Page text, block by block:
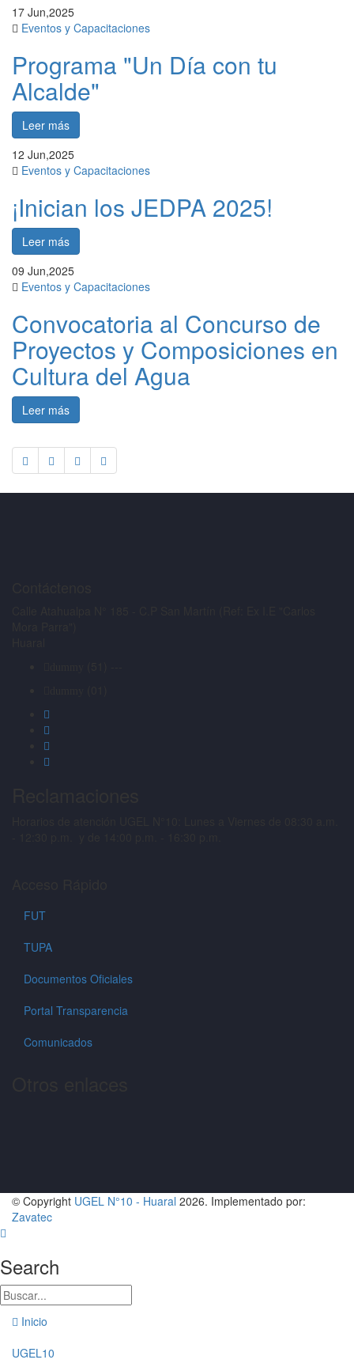
17 Jun,2025
Eventos y Capacitaciones
Programa "Un Día con tu
Alcalde"
Leer más
12 Jun,2025
Eventos y Capacitaciones
¡Inician los JEDPA 2025!
Leer más
09 Jun,2025
Eventos y Capacitaciones
Convocatoria al Concurso de
Proyectos y Composiciones en
Cultura del Agua
Leer más
FUT
TUPA
Documentos Oficiales
Portal Transparencia
Comunicados
© Copyright UGEL N°10 - Huaral 2026. Implementado por:
Zavatec
Search
Inicio
UGEL10